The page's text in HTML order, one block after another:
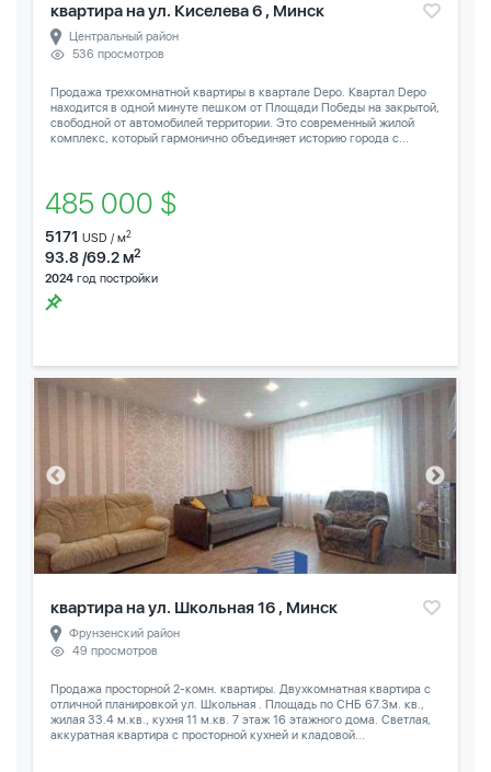
квартира на ул. Киселева 6 , Минск
Центральный район
536 просмотров
Продажа трехкомнатной квартиры в квартале Depo. Квартал Depo
находится в одной минуте пешком от Площади Победы на закрытой,
свободной от автомобилей территории. Это современный жилой
комплекс, который гармонично объединяет историю города с...
485 000 $
5171 USD / м2
93.8 /69.2 м2
2024 год постройки
квартира на ул. Школьная 16 , Минск
Фрунзенский район
49 просмотров
Продажа просторной 2-комн. квартиры. Двухкомнатная квартира с
отличной планировкой ул. Школьная . Площадь по СНБ 67.3м. кв.,
жилая 33.4 м.кв., кухня 11 м.кв. 7 этаж 16 этажного дома. Светлая,
аккуратная квартира с просторной кухней и кладовой...